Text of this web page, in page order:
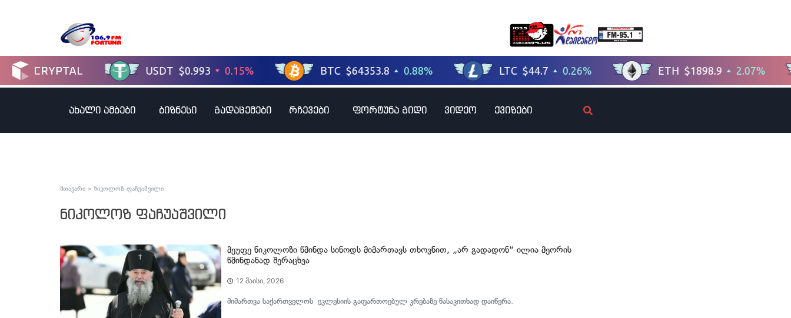
ახალი ამბები ბიზნესი გადაცემები რჩევები ფორტუნა გიდი ვიდეო ქვიზები
მთავარი » ნიკოლოზ ფაჩუაშვილი
ნიკოლოზ ფაჩუაშვილი
მეუფე ნიკოლოზი წმინდა სინოდს მიმართავს თხოვნით, „არ გადადონ“ ილია მეორის
წმინდანად შერაცხვა
12 მაისი, 2026
მიმართვა საქართველოს ეკლესიის გაფართოებულ კრებაზე წასაკითხად დაიწერა.